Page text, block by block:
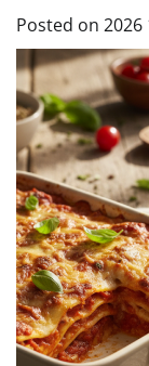
Posted on 2026